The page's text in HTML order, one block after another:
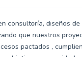
consultoría, diseños
que nuestros
pactados ,